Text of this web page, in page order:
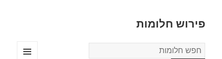
פירוש חלומות
מילון